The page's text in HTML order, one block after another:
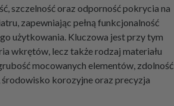
szczelność oraz odporność pokrycia na
zapewniając pełną funkcjonalność
użytkowania. Kluczowa jest przy tym
wkrętów, lecz także rodzaj materiału
mocowanych elementów, zdolność
środowisko korozyjne oraz precyzja